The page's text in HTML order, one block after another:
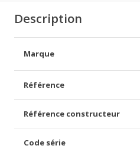
Description
Marque
Référence
Référence constructeur
Code série